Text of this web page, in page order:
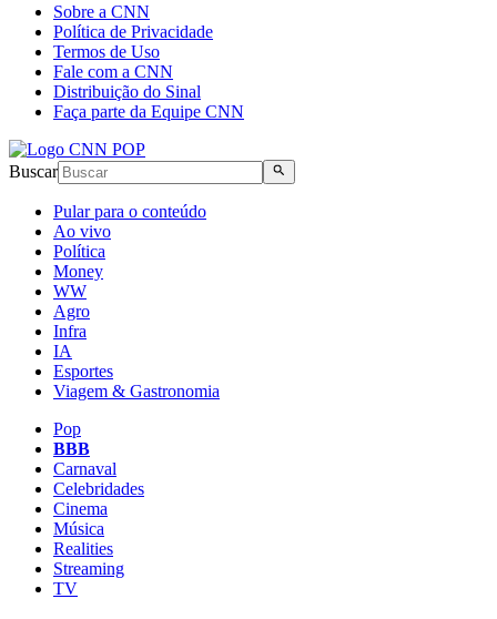
Sobre a CNN
Política de Privacidade
Termos de Uso
Fale com a CNN
Distribuição do Sinal
Faça parte da Equipe CNN
Buscar
Pular para o conteúdo
Ao vivo
Política
Money
WW
Agro
Infra
IA
Esportes
Viagem & Gastronomia
Pop
BBB
Carnaval
Celebridades
Cinema
Música
Realities
Streaming
TV